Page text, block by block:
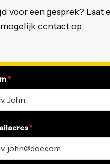
voor een gesprek? Laat
contact op.
*
*